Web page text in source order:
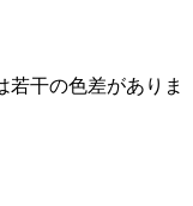
干の色差がありま